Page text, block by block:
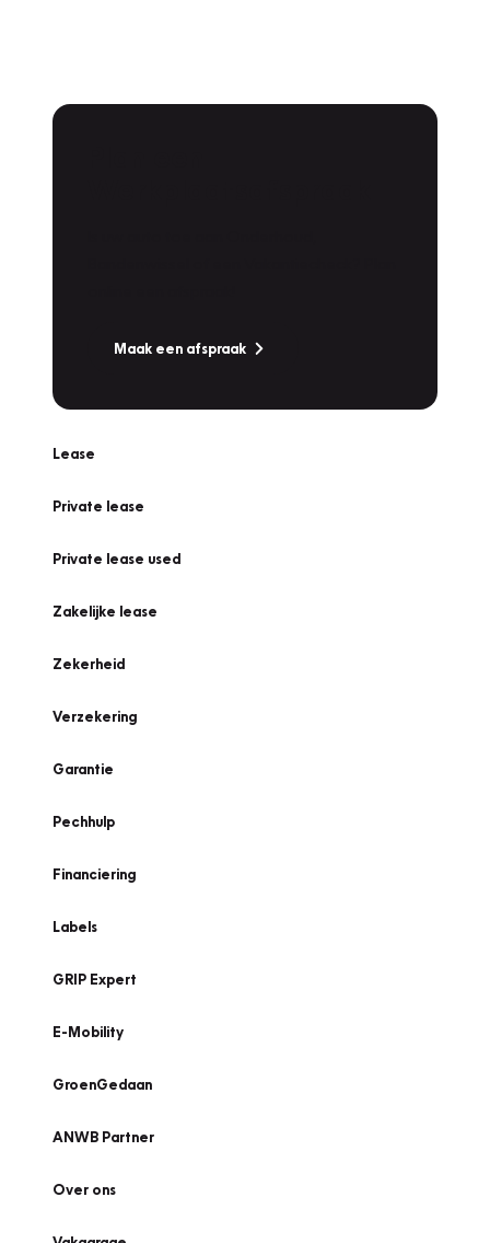
Maak een afspraak
Lease
Private lease
Private lease used
Zakelijke lease
Zekerheid
Verzekering
Garantie
Pechhulp
Financiering
Labels
GRIP Expert
E-Mobility
GroenGedaan
ANWB Partner
Over ons